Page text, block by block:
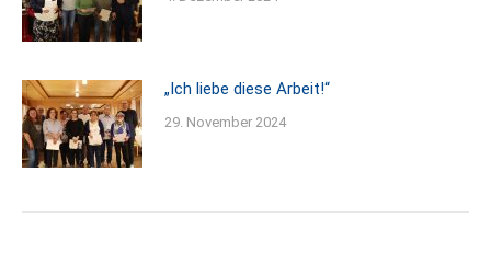
„Ich liebe diese Arbeit!“
29. November 2024